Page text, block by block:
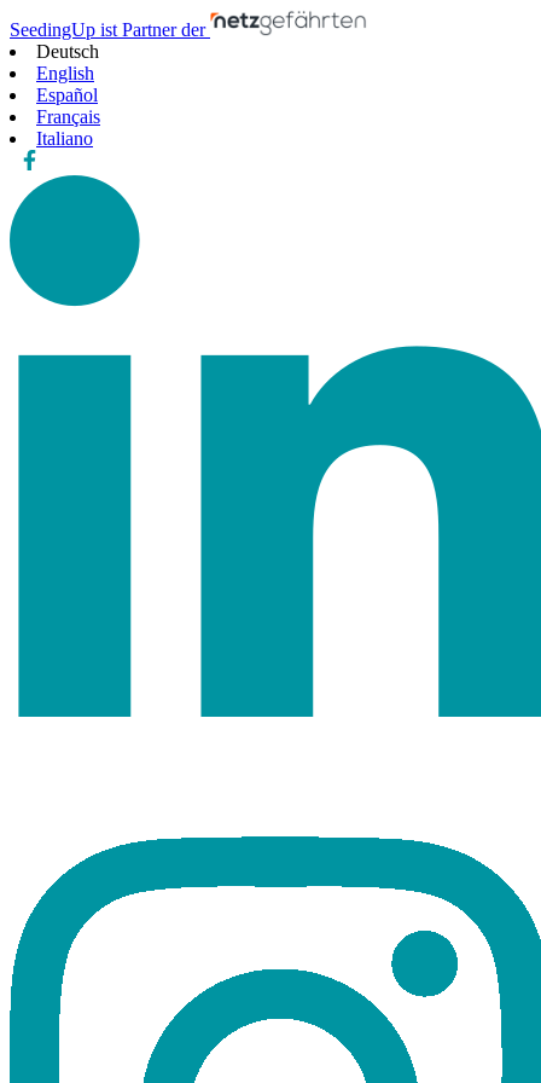
SeedingUp ist Partner der
Deutsch
English
Español
Français
Italiano